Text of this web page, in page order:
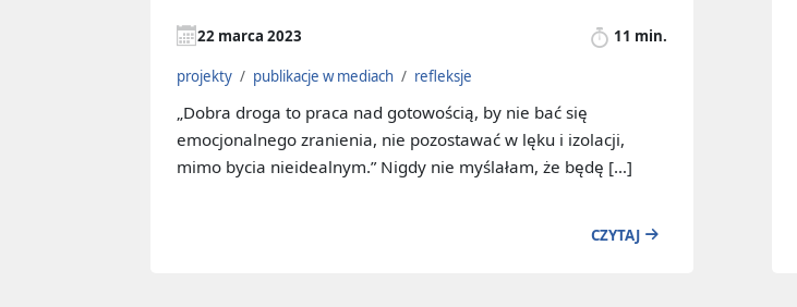
22 marca 2023 11 min.
projekty / publikacje w mediach / refleksje
„Dobra droga to praca nad gotowością, by nie bać się
emocjonalnego zranienia, nie pozostawać w lęku i izolacji,
mimo bycia nieidealnym.” Nigdy nie myślałam, że będę […]
CZYTAJ